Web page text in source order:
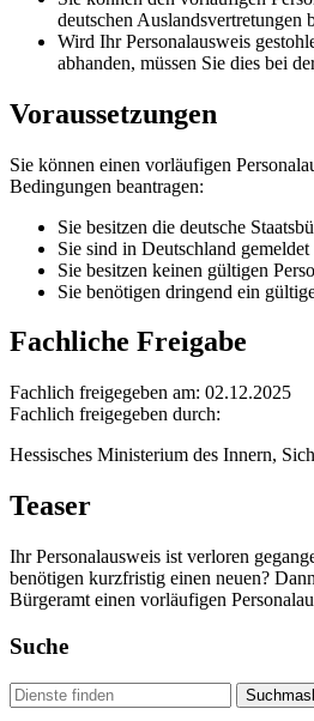
deutschen Auslandsvertretungen
Wird Ihr Personalausweis
abhanden, müssen Sie dies bei
Voraussetzungen
Sie können einen vorläufigen
Bedingungen beantragen:
Sie besitzen die deutsche
Sie sind in Deutschland gemeldet
Sie besitzen keinen gültigen
Sie benötigen dringend ein
Fachliche Freigabe
Fachlich freigegeben am: 02.12.2025
Fachlich freigegeben durch:
Hessisches Ministerium des Innern,
Teaser
Ihr Personalausweis ist verloren
benötigen kurzfristig einen neuen?
Bürgeramt einen vorläufigen
Suche